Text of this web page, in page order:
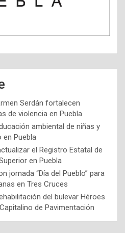
Serdán fortalecen
de violencia en Puebla
ambiental de niñas y
en Puebla
el Registro Estatal de
en Puebla
jornada “Día del Pueblo” para
en Tres Cruces
del bulevar Héroes
de Pavimentación